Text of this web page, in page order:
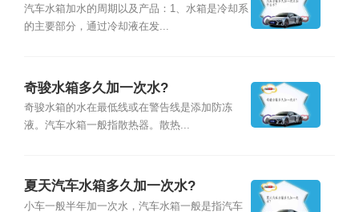
汽车水箱加水的周期以及产品：1、水箱是冷却系
的主要部分，通过冷却液在发...
奇骏水箱多久加一次水?
奇骏水箱的水在最低线或在警告线是添加防冻
液。汽车水箱一般指散热器。散热...
夏天汽车水箱多久加一次水?
小车一般半年加一次水，汽车水箱一般是指汽车